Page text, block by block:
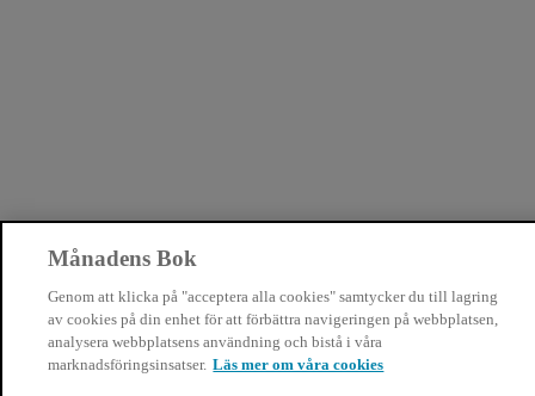
Månadens Bok
Genom att klicka på "acceptera alla cookies" samtycker du till lagring
av cookies på din enhet för att förbättra navigeringen på webbplatsen,
analysera webbplatsens användning och bistå i våra
marknadsföringsinsatser. Läs mer om våra cookies